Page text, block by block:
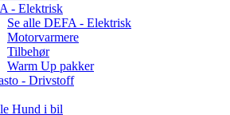
- Elektrisk
Se alle DEFA - Elektrisk
Motorvarmere
Tilbehør
Warm Up pakker
- Drivstoff
Hund i bil